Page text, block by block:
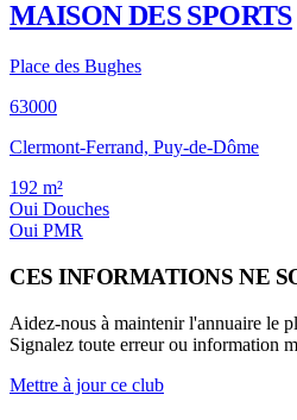
MAISON DES SPORTS
Place des Bughes
63000
Clermont-Ferrand, Puy-de-Dôme
192 m²
Oui Douches
Oui PMR
CES INFORMATIONS NE
Aidez-nous à maintenir l'annuaire le
Signalez toute erreur ou information
Mettre à jour ce club